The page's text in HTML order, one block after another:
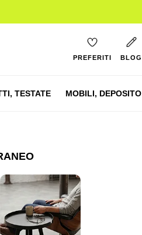
PREFERITI BLOG
TESTATE MOBILI, DEPOSITO